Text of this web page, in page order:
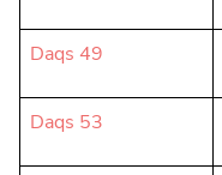
Daqs 49
Daqs 53